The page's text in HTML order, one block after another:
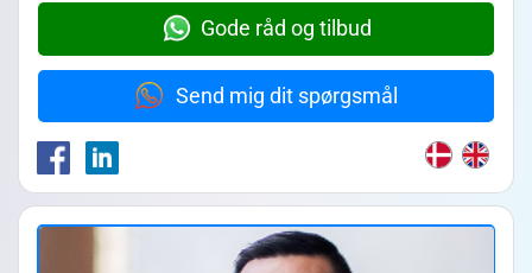
Gode råd og tilbud
Send mig dit spørgsmål